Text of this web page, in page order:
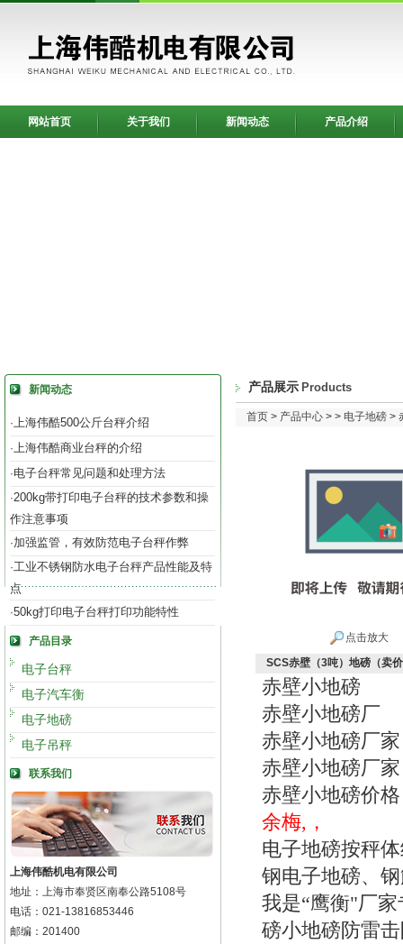
网站首页 关于我们 新闻动态 产品介绍
新闻动态
·上海伟酷500公斤台秤介绍
·上海伟酷商业台秤的介绍
·电子台秤常见问题和处理方法
·200kg带打印电子台秤的技术参数和操
作注意事项
·加强监管，有效防范电子台秤作弊
·工业不锈钢防水电子台秤产品性能及特
点
·50kg打印电子台秤打印功能特性
产品目录
电子台秤
电子汽车衡
电子地磅
电子吊秤
联系我们
上海伟酷机电有限公司
地址：上海市奉贤区南奉公路5108号
电话：021-13816853446
邮编：201400
产品展示 Products
首页 > 产品中心 > > 电子地磅 >
点击放大
SCS赤壁（3吨）地磅（卖
赤壁小地磅
赤壁小地磅厂
赤壁小地磅厂家
赤壁小地磅厂家
赤壁小地磅价格
余梅,，
电子地磅按秤
钢电子地磅、
我是“鹰衡"厂
磅小地磅防雷